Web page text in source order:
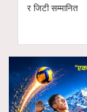
र जिटी सम्मानित